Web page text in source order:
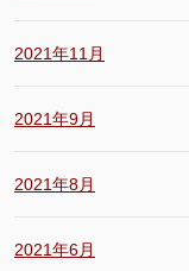
2021年11月
2021年9月
2021年8月
2021年6月